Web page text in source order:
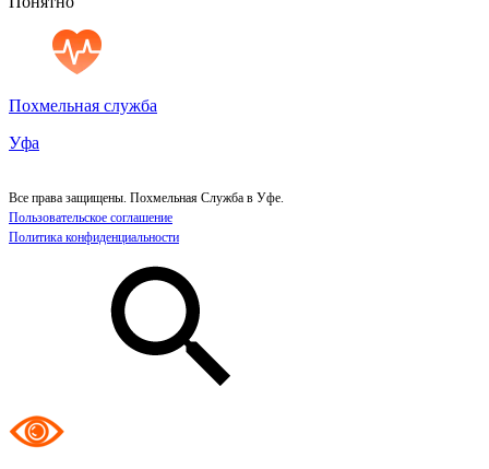
Похмельная служба
Уфа
Все права защищены. Похмельная Служба в Уфе.
Пользовательское соглашение
Политика конфиденциальности